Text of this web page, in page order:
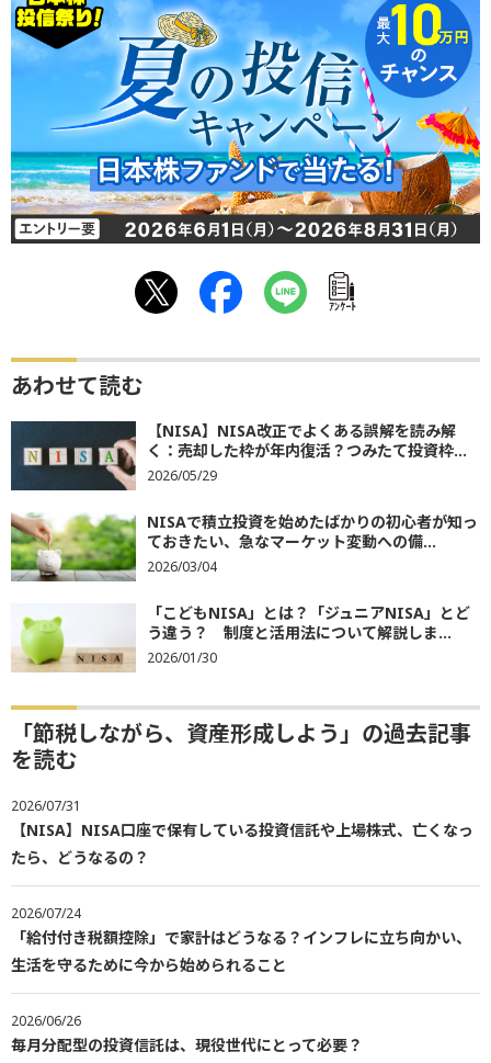
ｱﾝｹｰﾄ
あわせて読む
【NISA】NISA改正でよくある誤解を読み解
く：売却した枠が年内復活？つみたて投資枠...
2026/05/29
NISAで積立投資を始めたばかりの初心者が知っ
ておきたい、急なマーケット変動への備...
2026/03/04
「こどもNISA」とは？「ジュニアNISA」とど
う違う？ 制度と活用法について解説しま...
2026/01/30
「節税しながら、資産形成しよう」の過去記事
を読む
2026/07/31
【NISA】NISA口座で保有している投資信託や上場株式、亡くなっ
たら、どうなるの？
2026/07/24
「給付付き税額控除」で家計はどうなる？インフレに立ち向かい、
生活を守るために今から始められること
2026/06/26
毎月分配型の投資信託は、現役世代にとって必要？